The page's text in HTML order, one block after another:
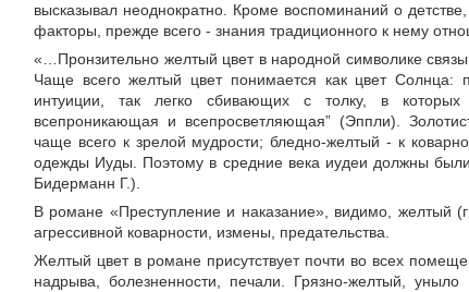
высказывал неоднократно. Кроме воспоминаний о
факторы, прежде всего - знания традиционного к нему
«…Пронзительно желтый цвет в народной символике
Чаще всего желтый цвет понимается как цвет Солнца:
интуиции, так легко сбивающих с толку, в
всепроникающая и всепросветляющая” (Эппли).
чаще всего к зрелой мудрости; бледно-желтый - к
одежды Иуды. Поэтому в средние века иудеи должны
Бидерманн Г.).
В романе «Преступление и наказание», видимо, желтый
агрессивной коварности, измены, предательства.
Желтый цвет в романе присутствует почти во всех
надрыва, болезненности, печали. Грязно-желтый,